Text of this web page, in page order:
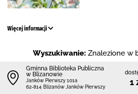
Więcej informacji
Wyszukiwanie: Znalezione w
Gminna Biblioteka Publiczna
w Blizanowie
Janków Pierwszy 101a
62-814 Blizanów Janków Pierwszy
1